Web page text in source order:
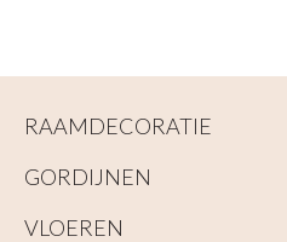
RAAMDECORATIE
GORDIJNEN
VLOEREN